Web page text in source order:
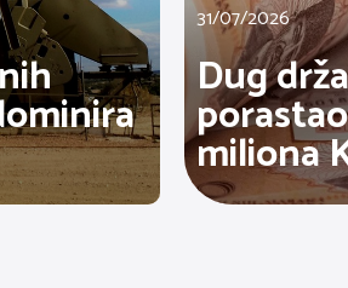
31/07/2026
Dug
miliona